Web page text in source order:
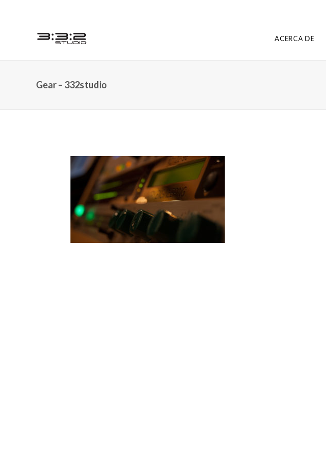
ACERCA DE
Gear – 332studio